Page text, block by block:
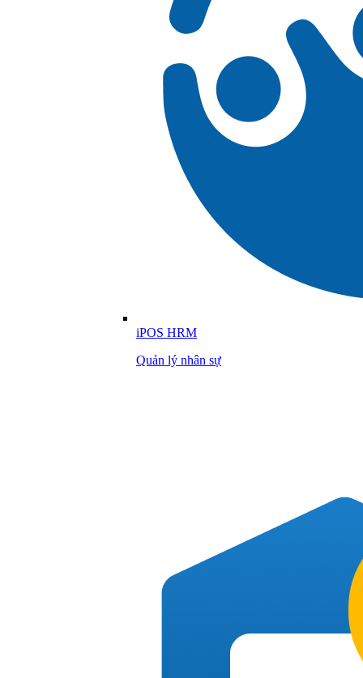
iPOS HRM
Quản lý nhân sự